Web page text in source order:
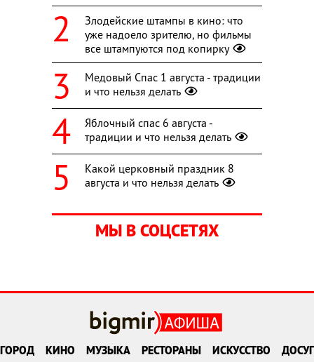
Злодейские штампы в кино: что
уже надоело зрителю, но фильмы
все штампуются под копирку
Медовый Спас 1 августа - традиции
и что нельзя делать
Яблочный спас 6 августа -
традиции и что нельзя делать
Какой церковный праздник 8
августа и что нельзя делать
МЫ В СОЦСЕТЯХ
ГОРОД КИНО МУЗЫКА РЕСТОРАНЫ ИСКУССТВО ДОСУГ